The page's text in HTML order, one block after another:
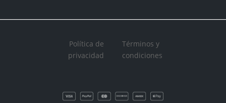
Política de
privacidad
Términos y
condiciones